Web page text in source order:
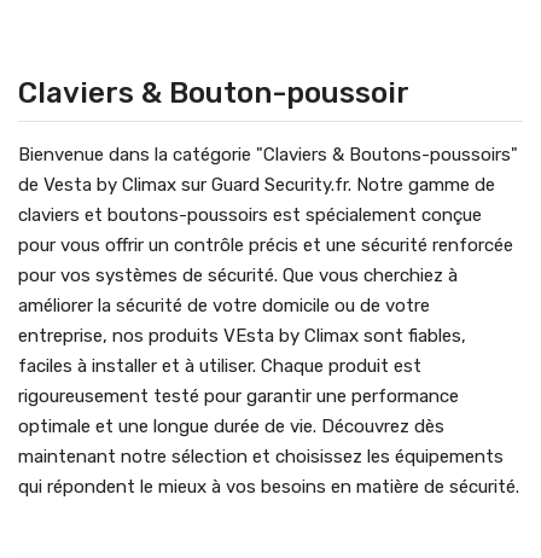
Claviers & Bouton-poussoir
Bienvenue dans la catégorie "Claviers & Boutons-poussoirs"
de Vesta by Climax sur Guard Security.fr. Notre gamme de
claviers et boutons-poussoirs est spécialement conçue
pour vous offrir un contrôle précis et une sécurité renforcée
pour vos systèmes de sécurité. Que vous cherchiez à
améliorer la sécurité de votre domicile ou de votre
entreprise, nos produits VEsta by Climax sont fiables,
faciles à installer et à utiliser. Chaque produit est
rigoureusement testé pour garantir une performance
optimale et une longue durée de vie. Découvrez dès
maintenant notre sélection et choisissez les équipements
qui répondent le mieux à vos besoins en matière de sécurité.